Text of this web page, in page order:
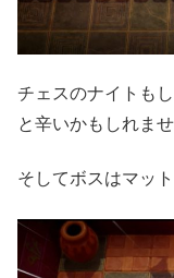
チェスのナイトも
と辛いかもしれませ
そしてボスはマット